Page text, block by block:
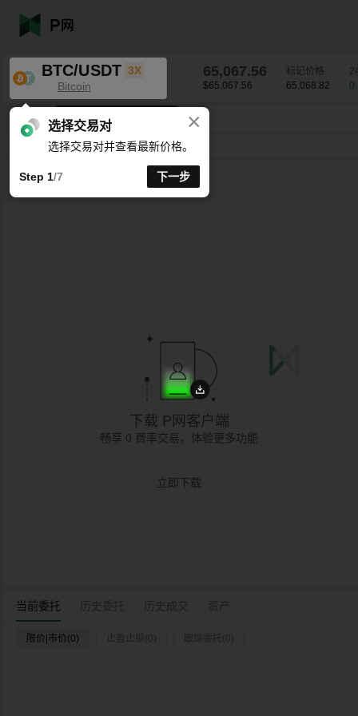
BTC/USDT 3X
Bitcoin
65,067.47
$65,067.47
标记价格
65,068.82
BTC/USDT 0.13 % 65,067.47
15分1时4时1天1周
当前委托 历史委托 历史成交 资产
限价|市价(0) 止盈止损(0) 跟踪委托(0)
下载 P网客户端
畅享 0 费率交易，体验更多功能
立即下载
K线时间周期支持自定义 ×
选择交易对
选择交易对并查看最新价格。
Step 1/7 下一步